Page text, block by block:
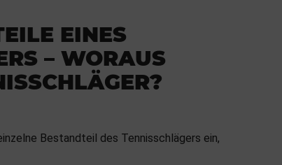
EINES
– WORAUS
Bestandteil des Tennisschlägers ein,